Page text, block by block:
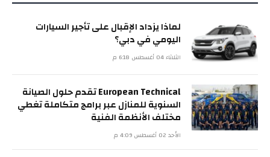
لماذا يزداد الإقبال على تأجير السيارات
اليومي في دبي؟
الثلاثاء 04 أغسطس 6:18 م
European Technical تقدم حلول الصيانة
السنوية للمنازل عبر برامج متكاملة تغطي
مختلف الأنظمة الفنية
الأحد 02 أغسطس 4:09 م